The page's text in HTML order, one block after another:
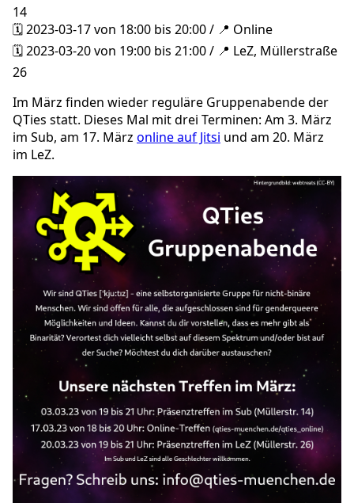
14
2023-03-17 von 18:00 bis 20:00 / 📍 Online
2023-03-20 von 19:00 bis 21:00 / 📍 LeZ, Müllerstraße
26
Im März finden wieder reguläre Gruppenabende der
QTies statt. Dieses Mal mit drei Terminen: Am 3. März
im Sub, am 17. März online auf Jitsi und am 20. März
im LeZ.